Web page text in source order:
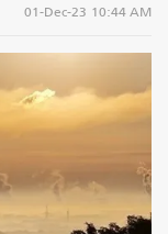
01-Dec-23 10:44 AM